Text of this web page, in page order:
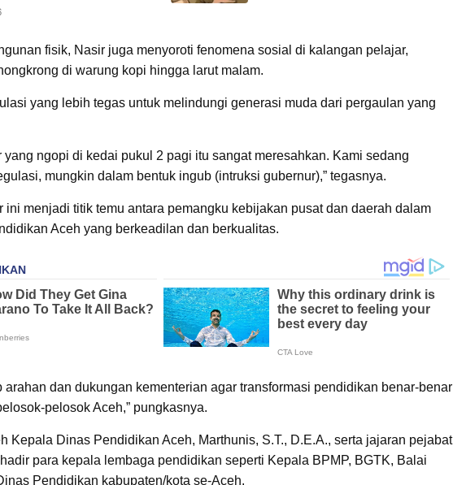
fisik, Nasir juga menyoroti fenomena sosial di kalangan pelajar,
di warung kopi hingga larut malam.
yang lebih tegas untuk melindungi generasi muda dari pergaulan yang
yang ngopi di kedai pukul 2 pagi itu sangat meresahkan. Kami sedang
mungkin dalam bentuk ingub (intruksi gubernur),” tegasnya.
ini menjadi titik temu antara pemangku kebijakan pusat dan daerah dalam
Aceh yang berkeadilan dan berkualitas.
arahan dan dukungan kementerian agar transformasi pendidikan benar-benar
pelosok Aceh,” pungkasnya.
Kepala Dinas Pendidikan Aceh, Marthunis, S.T., D.E.A., serta jajaran pejabat
para kepala lembaga pendidikan seperti Kepala BPMP, BGTK, Balai
Pendidikan kabupaten/kota se-Aceh.